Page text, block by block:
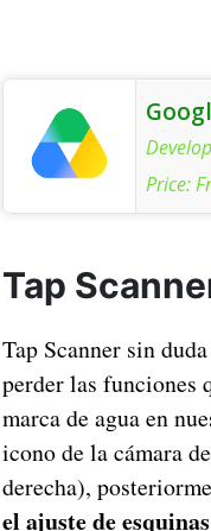
Price:
Tap
Tap Scanner sin
perder las funciones
marca de agua en
icono de la cámara
derecha),
el ajuste de